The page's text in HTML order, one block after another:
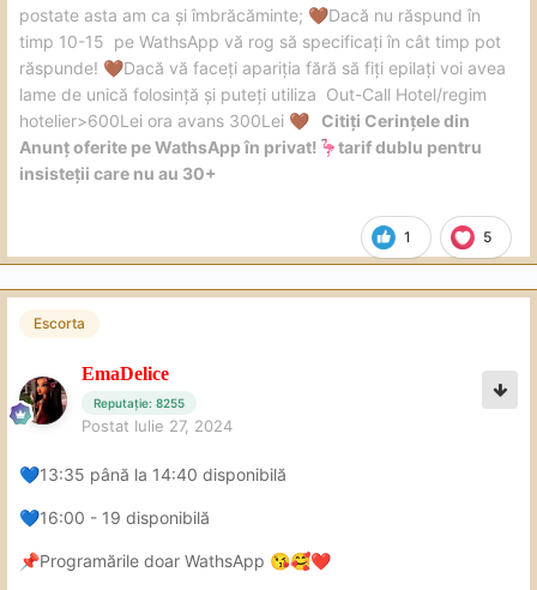
1 5
postate asta am ca și îmbrăcăminte; 🤎Dacă nu răspund în
timp 10-15 pe WathsApp vă rog să specificați în cât timp pot
răspunde! 🤎Dacă vă faceți apariția fără să fiți epilați voi avea
lame de unică folosință și puteți utiliza Out-Call Hotel/regim
hotelier>600Lei ora avans 300Lei 🤎
Citiți Cerințele din
Anunț oferite pe WathsApp în privat! 🦩tarif dublu pentru
insisteții care nu au 30+
Escorta
EmaDelice
Reputație: 8255
Postat Iulie 27, 2024
💙13:35 până la 14:40 disponibilă
💙16:00 - 19 disponibilă
📌Programările doar WathsApp 😘🥰❤️